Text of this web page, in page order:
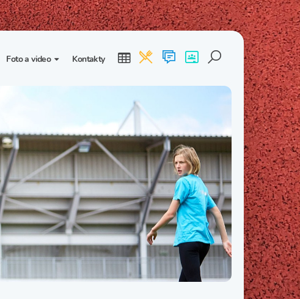
Třída I. B Třída I. C
Třída II. C
A Třída III. B Třída III. C
A Třída IV. B Třída IV. C
A Třída V. B Třída V. C
A Třída VI. B Třída VI. C
A Třída VII. B Třída VII. C
A Třída VIII. C
Foto a video Kontakty